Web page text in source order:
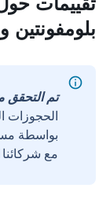
بلومفونتين
تم التحقق منه
الحجوزات
مع